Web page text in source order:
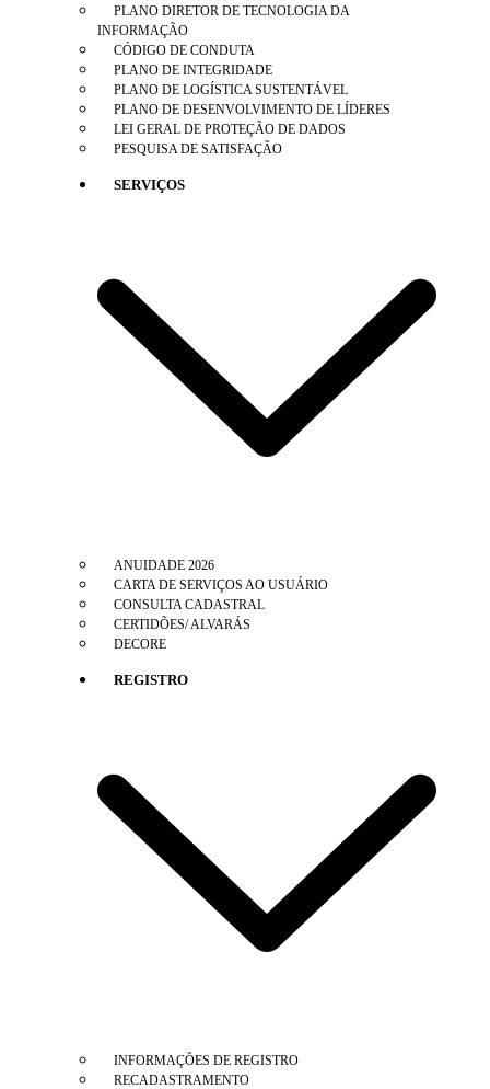
PLANO DIRETOR DE TECNOLOGIA DA
INFORMAÇÃO
CÓDIGO DE CONDUTA
PLANO DE INTEGRIDADE
PLANO DE LOGÍSTICA SUSTENTÁVEL
PLANO DE DESENVOLVIMENTO DE LÍDERES
LEI GERAL DE PROTEÇÃO DE DADOS
PESQUISA DE SATISFAÇÃO
SERVIÇOS
ANUIDADE 2026
CARTA DE SERVIÇOS AO USUÁRIO
CONSULTA CADASTRAL
CERTIDÕES/ ALVARÁS
DECORE
REGISTRO
INFORMAÇÕES DE REGISTRO
RECADASTRAMENTO